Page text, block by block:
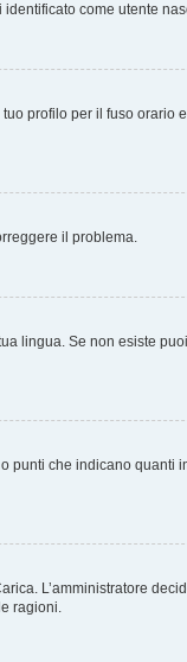
come utente
profilo per il fuso orario
il problema.
lingua. Se non esiste
punti che indicano quanti
L’amministratore
ragioni.